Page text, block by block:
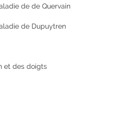
de de Quervain
de Dupuytren
et des doigts